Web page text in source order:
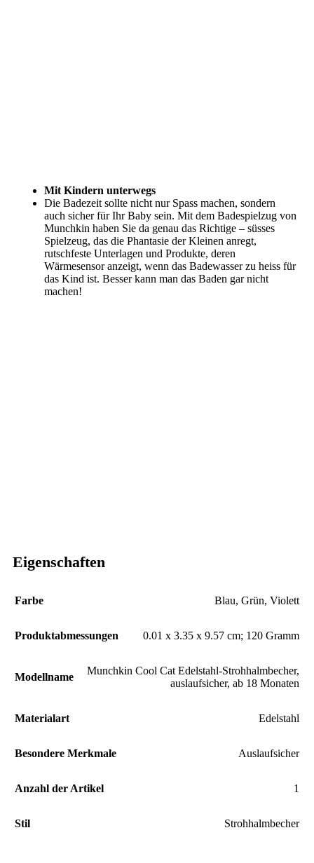
Mit Kindern unterwegs
Die Badezeit sollte nicht nur Spass machen, sondern
auch sicher für Ihr Baby sein. Mit dem Badespielzug von
Munchkin haben Sie da genau das Richtige – süsses
Spielzeug, das die Phantasie der Kleinen anregt,
rutschfeste Unterlagen und Produkte, deren
Wärmesensor anzeigt, wenn das Badewasser zu heiss für
das Kind ist. Besser kann man das Baden gar nicht
machen!
Eigenschaften
Farbe Blau, Grün, Violett
Produktabmessungen ‎0.01 x 3.35 x 9.57 cm; 120 Gramm
Modellname
‎Munchkin Cool Cat Edelstahl-Strohhalmbecher,
auslaufsicher, ab 18 Monaten
Materialart ‎Edelstahl
Besondere Merkmale ‎Auslaufsicher
Anzahl der Artikel ‎1
Stil ‎Strohhalmbecher